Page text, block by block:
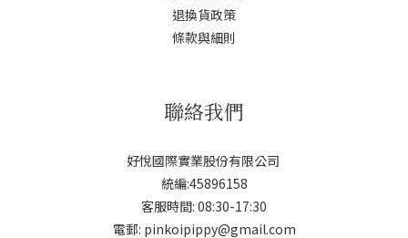
退換貨政策
條款與細則
聯絡我們
好悅國際實業股份有限公司
統編:45896158
客服時間: 08:30-17:30
電郵: pinkoipippy@gmail.com